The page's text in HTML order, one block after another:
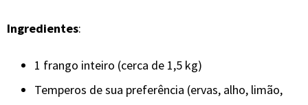
Ingredientes:
1 frango inteiro (cerca de 1,5 kg)
Temperos de sua preferência (ervas, alho, limão,